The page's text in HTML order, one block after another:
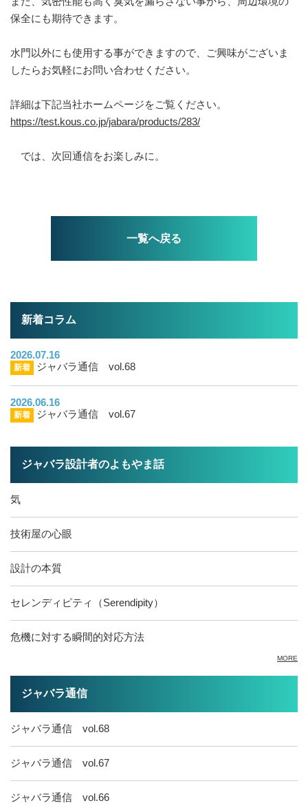
保全にも期待できます。
水門以外にも使用する事ができますので、ご興味がございま
したらお気軽にお問い合わせください。
詳細は下記当社ホームページをご覧ください。
https://test.kous.co.jp/jabara/products/283/
では、次回通信をお楽しみに。
一覧へ戻る
新着コラム
2026.07.16
新着 ジャバラ通信 vol.68
2026.06.16
新着 ジャバラ通信 vol.67
ジャバラ設計者のよもやま話
気
技術屋の心眼
設計の本質
セレンディピティ（Serendipity）
危機に対する瞬間的対応方法
MORE
ジャバラ通信
ジャバラ通信 vol.68
ジャバラ通信 vol.67
ジャバラ通信 vol.66